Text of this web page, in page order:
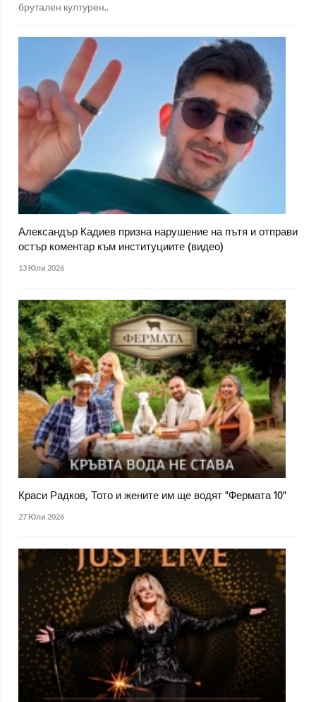
брутален културен..
Александър Кадиев призна нарушение на пътя и отправи
остър коментар към институциите (видео)
13 Юли 2026
Краси Радков, Тото и жените им ще водят "Фермата 10"
27 Юли 2026